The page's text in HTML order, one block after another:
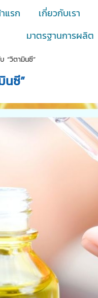
แรก เกี่ยวกับเรา
มาตรฐานการผลิต
“วิตามินซี”
นซี”